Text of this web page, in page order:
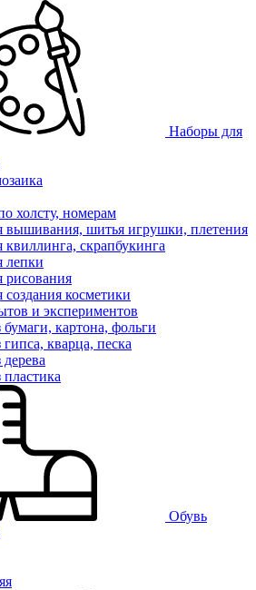
Наборы для
холсту, номерам
вышивания, шитья игрушки, плетения
скрапбукинга
лепки
рисования
косметики
и экспериментов
картона, фольги
кварца, песка
Обувь